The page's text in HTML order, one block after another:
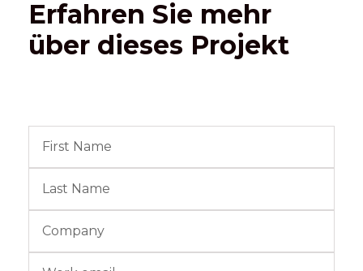
Erfahren Sie mehr
über dieses Projekt